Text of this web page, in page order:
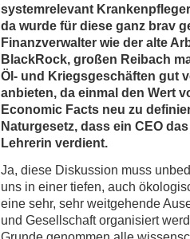
systemrelevant
da wurde für diese ganz brav
Finanzverwalter wie der alte
BlackRock, großen Reibach
Öl- und Kriegsgeschäften gut
anbieten, da einmal den Wert
Economic Facts neu zu
Naturgesetz, dass ein CEO
Lehrerin verdient.
Ja, diese Diskussion muss
uns in einer tiefen, auch
eine sehr, sehr weitgehende
und Gesellschaft organisiert